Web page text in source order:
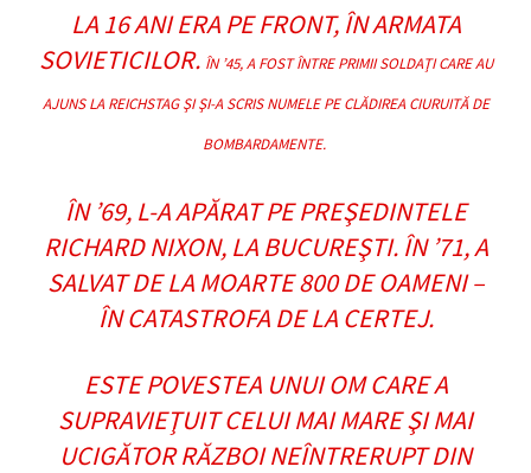
LA 16 ANI ERA PE FRONT, ÎN ARMATA
SOVIETICILOR. ÎN ’45, A FOST ÎNTRE PRIMII SOLDAŢI CARE AU
AJUNS LA REICHSTAG ŞI ŞI-A SCRIS NUMELE PE CLĂDIREA CIURUITĂ DE
BOMBARDAMENTE.
ÎN ’69, L-A APĂRAT PE PREŞEDINTELE
RICHARD NIXON, LA BUCUREŞTI. ÎN ’71, A
SALVAT DE LA MOARTE 800 DE OAMENI –
ÎN CATASTROFA DE LA CERTEJ.
ESTE POVESTEA UNUI OM CARE A
SUPRAVIEŢUIT CELUI MAI MARE ŞI MAI
UCIGĂTOR RĂZBOI NEÎNTRERUPT DIN